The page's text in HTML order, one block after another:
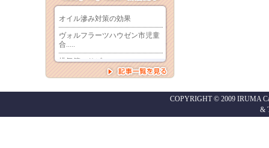
COPYRIGHT © 2009 IRUMA
&